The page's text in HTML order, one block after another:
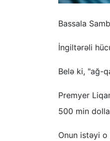
Bassala
İngiltərəli
Belə ki, "ağ-
Premyer
500 min
Onun istəyi